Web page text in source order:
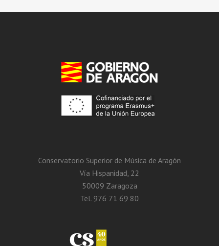
Conservatorio Superior de Música de Aragón
Vía Hispanidad, 22
50009 Zaragoza
Tel. 976 71 69 80